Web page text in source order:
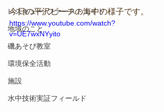
レスキュー･ファーストエイド
地域のこと
磯あそび教室
環境保全活動
施設
水中技術実証フィールド
今日の平沢ビーチの海中の様子です。
https://www.youtube.com/watch?
v=UE7wxNYyito